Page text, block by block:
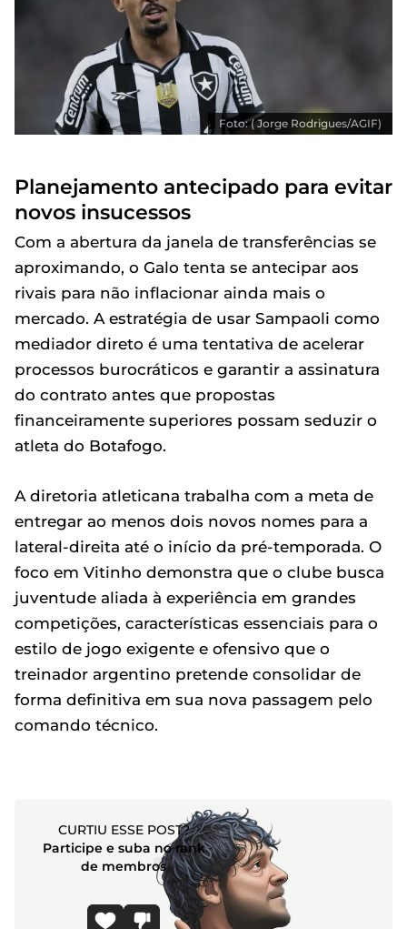
Foto: ( Jorge Rodrigues/AGIF)
Planejamento antecipado para evitar
novos insucessos
Com a abertura da janela de transferências se
aproximando, o Galo tenta se antecipar aos
rivais para não inflacionar ainda mais o
mercado. A estratégia de usar Sampaoli como
mediador direto é uma tentativa de acelerar
processos burocráticos e garantir a assinatura
do contrato antes que propostas
financeiramente superiores possam seduzir o
atleta do Botafogo.
A diretoria atleticana trabalha com a meta de
entregar ao menos dois novos nomes para a
lateral-direita até o início da pré-temporada. O
foco em Vitinho demonstra que o clube busca
juventude aliada à experiência em grandes
competições, características essenciais para o
estilo de jogo exigente e ofensivo que o
treinador argentino pretende consolidar de
forma definitiva em sua nova passagem pelo
comando técnico.
CURTIU ESSE POST?
Participe e suba no rank
de membros